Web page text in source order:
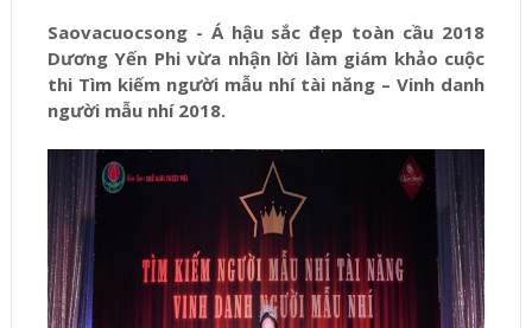
Saovacuocsong - Á hậu sắc đẹp toàn cầu 2018
Dương Yến Phi vừa nhận lời làm giám khảo cuộc
thi Tìm kiếm người mẫu nhí tài năng – Vinh danh
người mẫu nhí 2018.